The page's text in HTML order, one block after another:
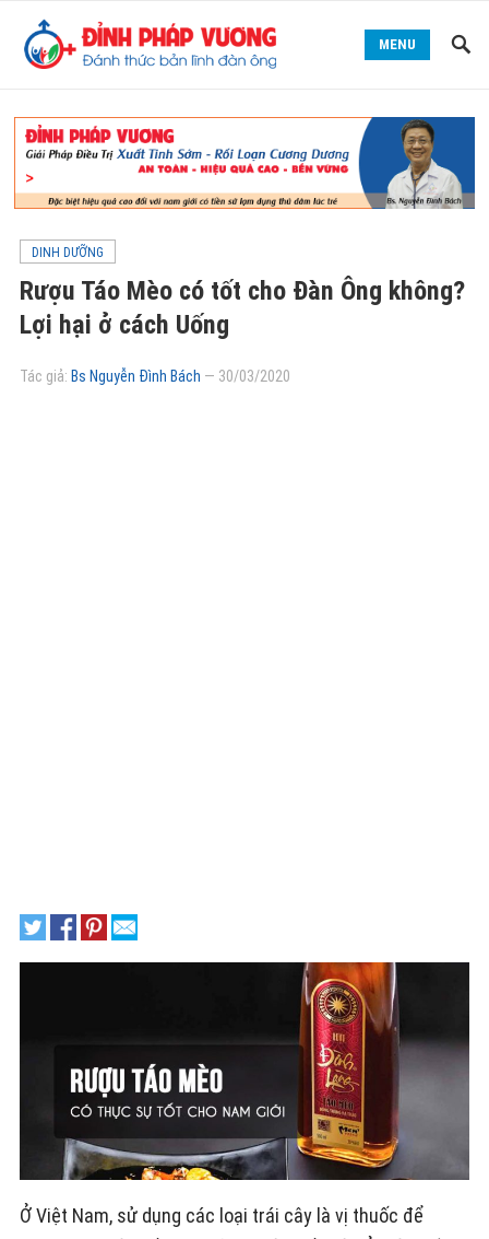
MENU
DINH DƯỠNG
Rượu Táo Mèo có tốt cho Đàn Ông không?
Lợi hại ở cách Uống
Tác giả: Bs Nguyễn Đình Bách — 30/03/2020
Ở Việt Nam, sử dụng các loại trái cây là vị thuốc để